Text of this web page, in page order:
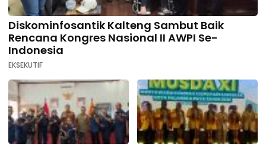
Diskominfosantik Kalteng Sambut Baik
Rencana Kongres Nasional II AWPI Se-
Indonesia
EKSEKUTIF